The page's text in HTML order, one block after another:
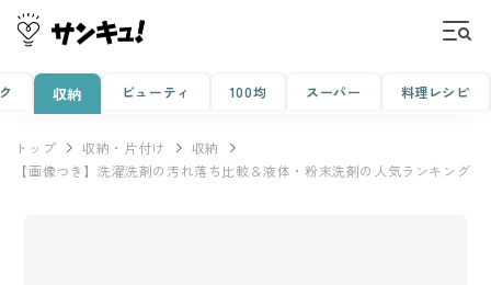
収納 ビューティ 100均 スーパー 料理レシピ
トップ 収納・片付け
収納
【画像つき】洗濯洗剤の汚れ落ち比較＆液体・粉末洗剤の人気ランキング